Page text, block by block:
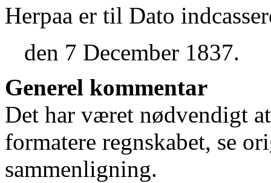
Herpaa er til Dato
den 7 December 1837.
Generel kommentar
Det har været nødvendigt
formatere regnskabet, se
sammenligning.